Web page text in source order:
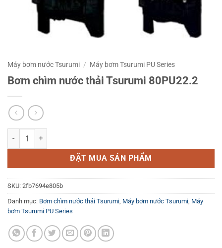
Máy bơm nước Tsurumi / Máy bơm Tsurumi PU Series
Bơm chìm nước thải Tsurumi 80PU22.2
Bơm chìm nước thải Tsurumi 80PU22.2 số lượng
ĐẶT MUA SẢN PHẨM
SKU: 2fb7694e805b
Danh mục: Bơm chìm nước thải Tsurumi, Máy bơm nước Tsurumi, Máy
bơm Tsurumi PU Series